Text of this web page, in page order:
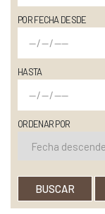
POR FECHA DESDE
HASTA
ORDENAR POR
BUSCAR